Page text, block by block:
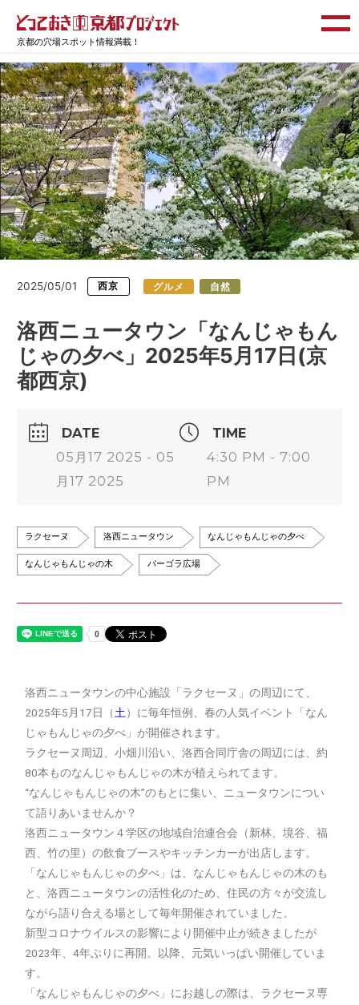
京都の穴場スポット情報満載！
2025/05/01 西京 グルメ 自然
洛西ニュータウン「なんじゃもん
じゃの夕べ」2025年5月17日(京
都西京)
DATE
05月17 2025 - 05
月17 2025
TIME
4:30 PM - 7:00
PM
ラクセーヌ 洛西ニュータウン なんじゃもんじゃの夕べ
なんじゃもんじゃの木 パーゴラ広場
洛西ニュータウンの中心施設「ラクセーヌ」の周辺にて、
2025年5月17日（土）に毎年恒例、春の人気イベント「なん
じゃもんじゃの夕べ」が開催されます。
ラクセーヌ周辺、小畑川沿い、洛西合同庁舎の周辺には、約
80本ものなんじゃもんじゃの木が植えられてます。
“なんじゃもんじゃの木”のもとに集い、ニュータウンについ
て語りあいませんか？
洛西ニュータウン４学区の地域自治連合会（新林、境谷、福
西、竹の里）の飲食ブースやキッチンカーが出店します。
「なんじゃもんじゃの夕べ」は、なんじゃもんじゃの木のも
と、洛西ニュータウンの活性化のため、住民の方々が交流し
ながら語り合える場として毎年開催されていました。
新型コロナウイルスの影響により開催中止が続きましたが
2023年、4年ぶりに再開。以降、元気いっぱい開催していま
す。
「なんじゃもんじゃの夕べ」にお越しの際は、ラクセーヌ専